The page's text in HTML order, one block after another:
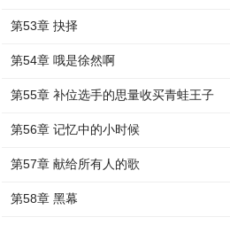
第53章 抉择
第54章 哦是徐然啊
第55章 补位选手的思量收买青蛙王子
第56章 记忆中的小时候
第57章 献给所有人的歌
第58章 黑幕